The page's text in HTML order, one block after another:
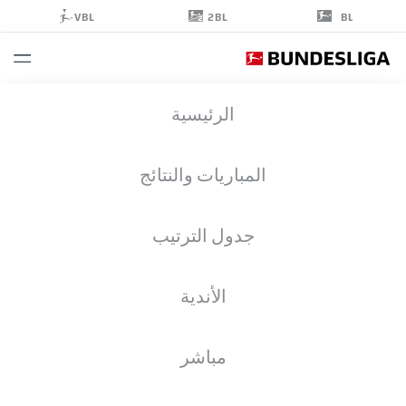
BL
2BL
VBL
الرئيسية
المباريات والنتائج
جدول الترتيب
الأندية
مباشر
BORUSSIA MÖNCHENGLADBACH